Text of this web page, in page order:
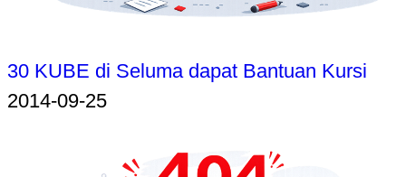
30 KUBE di Seluma dapat Bantuan Kursi
2014-09-25